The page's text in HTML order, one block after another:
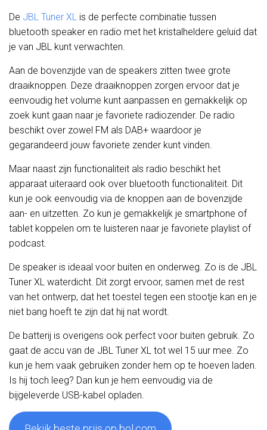
De JBL Tuner XL is de perfecte combinatie tussen
bluetooth speaker en radio met het kristalheldere geluid dat
je van JBL kunt verwachten.
Aan de bovenzijde van de speakers zitten twee grote
draaiknoppen. Deze draaiknoppen zorgen ervoor dat je
eenvoudig het volume kunt aanpassen en gemakkelijk op
zoek kunt gaan naar je favoriete radiozender. De radio
beschikt over zowel FM als DAB+ waardoor je
gegarandeerd jouw favoriete zender kunt vinden.
Maar naast zijn functionaliteit als radio beschikt het
apparaat uiteraard ook over bluetooth functionaliteit. Dit
kun je ook eenvoudig via de knoppen aan de bovenzijde
aan- en uitzetten. Zo kun je gemakkelijk je smartphone of
tablet koppelen om te luisteren naar je favoriete playlist of
podcast.
De speaker is ideaal voor buiten en onderweg. Zo is de JBL
Tuner XL waterdicht. Dit zorgt ervoor, samen met de rest
van het ontwerp, dat het toestel tegen een stootje kan en je
niet bang hoeft te zijn dat hij nat wordt.
De batterij is overigens ook perfect voor buiten gebruik. Zo
gaat de accu van de JBL Tuner XL tot wel 15 uur mee. Zo
kun je hem vaak gebruiken zonder hem op te hoeven laden.
Is hij toch leeg? Dan kun je hem eenvoudig via de
bijgeleverde USB-kabel opladen.